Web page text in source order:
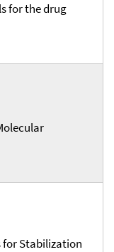
for the drug
for Stabilization